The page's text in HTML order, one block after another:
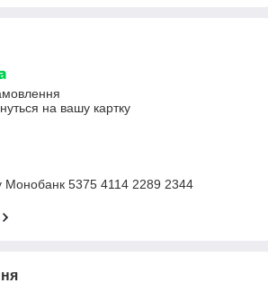
на вашу картку
Монобанк 5375 4114 2289 2344